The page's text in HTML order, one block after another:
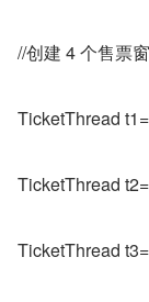
//创建 4 个售票
TicketThread
TicketThread
TicketThread